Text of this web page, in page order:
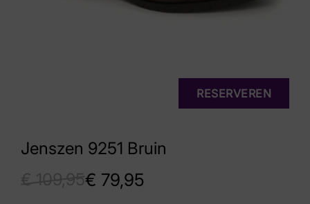
Jenszen 9251 Bruin
€ 79,95
RESERVEREN